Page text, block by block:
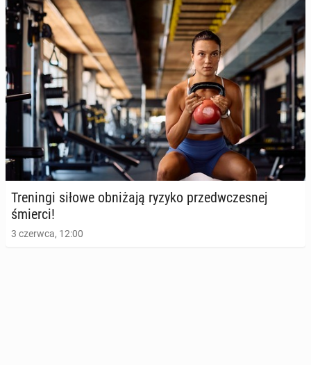
Tre­nin­gi siłowe ob­ni­ża­ją ryzyko przed­wcze­snej
śmierci!
3 czerwca, 12:00